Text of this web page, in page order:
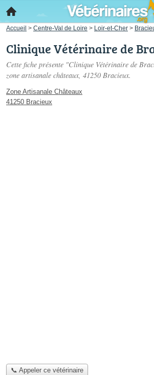
Accueil > Centre-Val de Loire > Loir-et-Cher >
Clinique Vétérinaire de
Cette fiche présente "Clinique Vétérinaire de
zone artisanale châteaux, 41250 Bracieux.
Zone Artisanale Châteaux
41250 Bracieux
📞 Appeler ce vétérinaire